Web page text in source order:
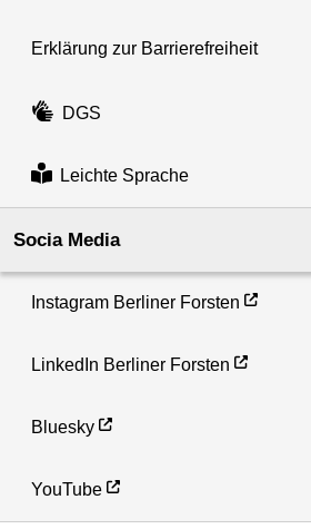
Erklärung zur Barrierefreiheit
DGS
Leichte Sprache
Socia Media
Instagram Berliner Forsten
LinkedIn Berliner Forsten
Bluesky
YouTube